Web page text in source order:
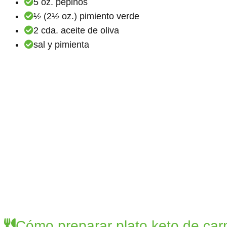
5 oz. pepinos
½ (2½ oz.) pimiento verde
2 cda. aceite de oliva
sal y pimienta